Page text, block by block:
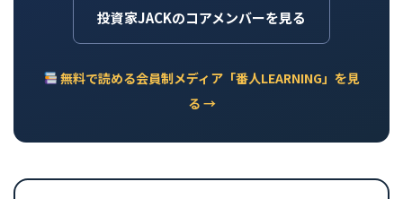
投資家JACKのコアメンバーを見る
無料で読める会員制メディア「番人LEARNING」を見
る →